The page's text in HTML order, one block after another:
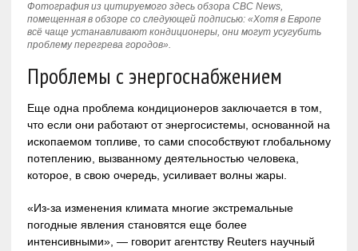
Фотография из цитируемого здесь обзора CBC News,
помещенная в обзоре со следующей подписью: «Хотя в Европе
всё чаще устанавливают кондиционеры, они могут усугубить
проблему перегрева городов».
Проблемы с энергоснабжением
Еще одна проблема кондиционеров заключается в том,
что если они работают от энергосистемы, основанной на
ископаемом топливе, то сами способствуют глобальному
потеплению, вызванному деятельностью человека,
которое, в свою очередь, усиливает волны жары.
«Из-за изменения климата многие экстремальные
погодные явления становятся еще более
интенсивными», — говорит агентству Reuters научный